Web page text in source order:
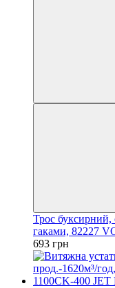
Трос буксирний,
гаками, 82227
693 грн